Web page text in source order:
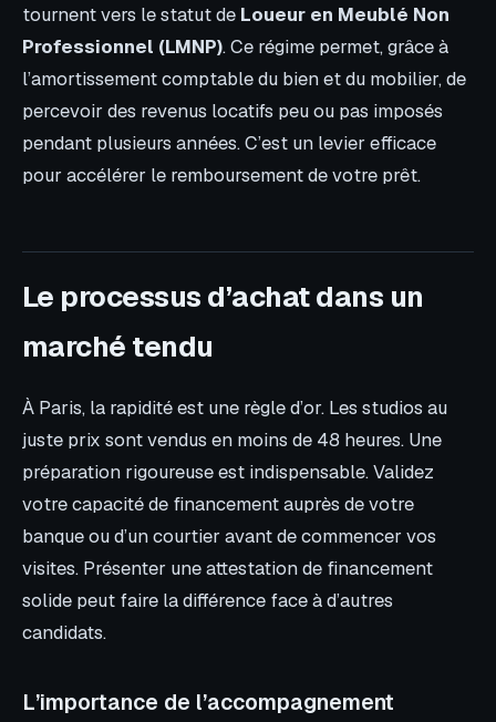
tournent vers le statut de Loueur en Meublé Non
Professionnel (LMNP). Ce régime permet, grâce à
l’amortissement comptable du bien et du mobilier, de
percevoir des revenus locatifs peu ou pas imposés
pendant plusieurs années. C’est un levier efficace
pour accélérer le remboursement de votre prêt.
Le processus d’achat dans un
marché tendu
À Paris, la rapidité est une règle d’or. Les studios au
juste prix sont vendus en moins de 48 heures. Une
préparation rigoureuse est indispensable. Validez
votre capacité de financement auprès de votre
banque ou d’un courtier avant de commencer vos
visites. Présenter une attestation de financement
solide peut faire la différence face à d’autres
candidats.
L’importance de l’accompagnement